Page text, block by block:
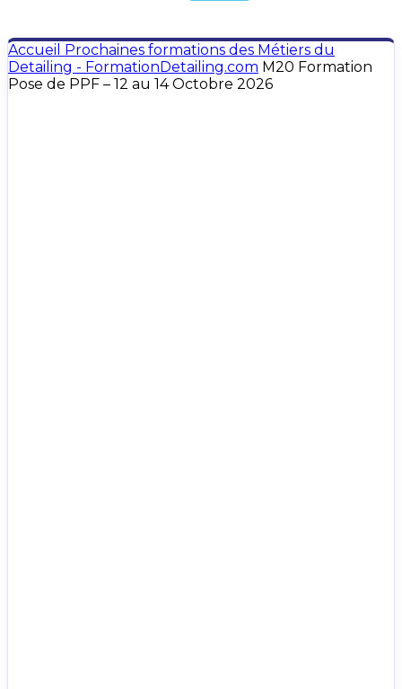
Accueil Prochaines formations des Métiers du
Detailing - FormationDetailing.com M20 Formation
Pose de PPF – 12 au 14 Octobre 2026